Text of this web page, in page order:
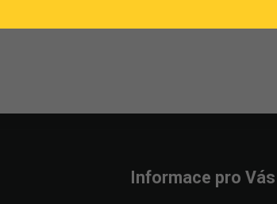
Informace pro Vás